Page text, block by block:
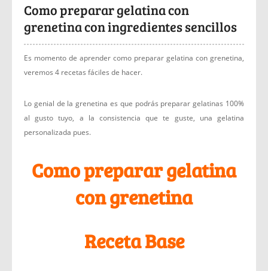
Como preparar gelatina con
grenetina con ingredientes sencillos
Es momento de aprender como preparar gelatina con grenetina,
veremos 4 recetas fáciles de hacer.
Lo genial de la grenetina es que podrás preparar gelatinas 100%
al gusto tuyo, a la consistencia que te guste, una gelatina
personalizada pues.
Como preparar gelatina
con grenetina
Receta Base